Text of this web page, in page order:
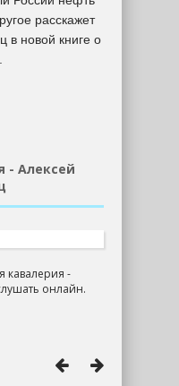
расскажет
в новой книге о
- Алексей
кавалерия -
онлайн.